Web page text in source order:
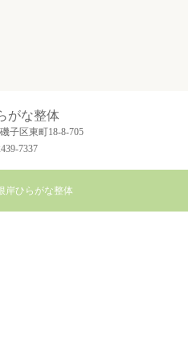
がな整体
子区東町18-8-705
7337
岸ひらがな整体